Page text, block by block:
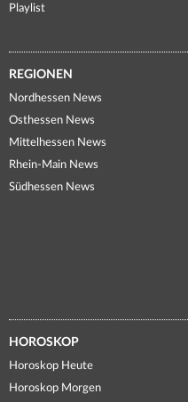
Playlist
REGIONEN
Nordhessen News
Osthessen News
Mittelhessen News
Rhein-Main News
Südhessen News
HOROSKOP
Horoskop Heute
Horoskop Morgen